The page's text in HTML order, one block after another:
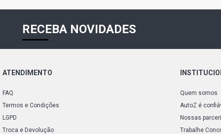
RECEBA NOVIDADES
ATENDIMENTO
FAQ
Termos e Condições
LGPD
Troca e Devolução
Quem somos
AutoZ é
Nossas
Trabalhe